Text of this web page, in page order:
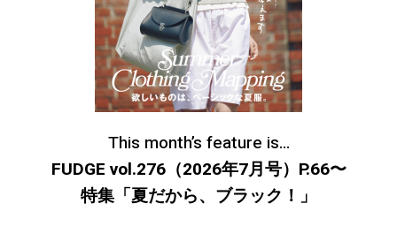
This month’s feature is…
FUDGE vol.276（2026年7月号）P.66〜
特集「夏だから、ブラック！ 」